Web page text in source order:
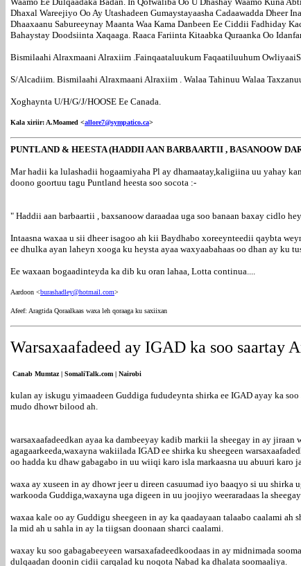
Dhaxal Wareejiyo Oo Ay Utashadeen Gumaystayaasha Cadaawadda Dheer
Dhaaxaanu Sabureeynay Maanta Waa Kama Danbeen Ee Ciddii Fadhiday
Bahaystay Doodsiinta Xaqaaga. Raaca Fariinta Kitaabka Quraanka Oo
Bismilaahi Alraxmaani Alraxiim .Fainqaataluukum Faqaatiluuhum
S/Alcadiim. Bismilaahi Alraxmaani Alraxiim . Walaa Tahinuu Walaa
Xoghaynta U/H/G/J/HOOSE Ee Canada.
Kala xiriir: A.Moamed <allore7@sympatico.ca>
PUNTLAND & HEESTA (HADDII AAN BARBAARTII , BASANOOW
Mar hadii ka lulashadii hogaamiyaha Pl ay dhamaatay,kaligiina uu yahay
doono goortuu tagu Puntland heesta soo socota :-
" Haddii aan barbaartii , baxsanoow daraadaa uga soo banaan baxay cidlo
Intaasna waxaa u sii dheer isagoo ah kii Baydhabo xoreeynteedii qaybta
ee dhulka ayan laheyn xooga ku heysta ayaa waxyaabahaas oo dhan ay ku
Ee waxaan bogaadinteyda ka dib ku oran lahaa, Lotta continua....
Aardoon <burashadley@hotmail.com>
Afeef: Aragtida Qoraalkaas waxa leh qoraaga ku saxiixan
Warsaxaafadeed ay IGAD ka soo saartay
Canab Mumtaz | SomaliTalk.com | Nairobi
kulan ay iskugu yimaadeen Guddiga fududeynta shirka ee IGAD ayay ka
mudo dhowr bilood ah.
warsaxaafadeedkan ayaa ka dambeeyay kadib markii la sheegay in ay
agagaarkeeda,waxayna wakiilada IGAD ee shirka ku sheegeen
oo hadda ku dhaw gabagabo in uu wiiqi karo isla markaasna uu abuuri karo
waxa ay xuseen in ay dhowr jeer u direen casuumad iyo baaqyo si uu shirka
warkooda Guddiga,waxayna uga digeen in uu joojiyo weeraradaas la
waxaa kale oo ay Guddigu sheegeen in ay ka qaadayaan talaabo caalami
la mid ah u sahla in ay la tiigsan doonaan sharci caalami.
waxay ku soo gabagabeeyeen warsaxafadeedkoodaas in ay midnimada
dulqaadan doonin cidii carqalad ku noqota Nabad ka dhalata soomaaliya.